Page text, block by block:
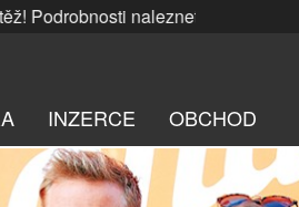
nalezneteZDE. | SRPNOVÁ
INZERCE OBCHOD